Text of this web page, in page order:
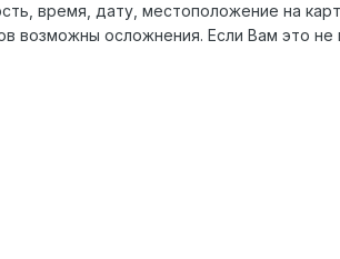
время, дату, местоположение на
возможны осложнения. Если Вам это не